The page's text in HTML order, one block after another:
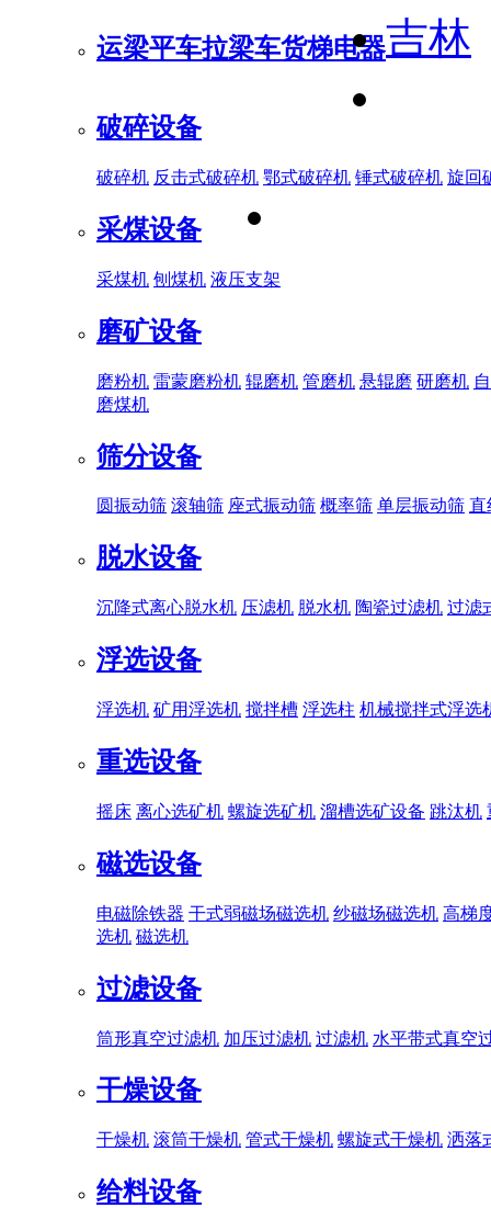
运梁平车拉梁车货梯电器
破碎设备
破碎机 反击式破碎机 鄂式破碎机 锤式破碎机 旋回
采煤设备
采煤机 刨煤机 液压支架
磨矿设备
磨粉机 雷蒙磨粉机 辊磨机 管磨机 悬辊磨 研磨机
磨煤机
筛分设备
圆振动筛 滚轴筛 座式振动筛 概率筛 单层振动筛 直
脱水设备
沉降式离心脱水机 压滤机 脱水机 陶瓷过滤机 过滤
浮选设备
浮选机 矿用浮选机 搅拌槽 浮选柱 机械搅拌式浮选
重选设备
摇床 离心选矿机 螺旋选矿机 溜槽选矿设备 跳汰机
磁选设备
电磁除铁器 干式弱磁场磁选机 纱磁场磁选机 高梯
选机 磁选机
过滤设备
筒形真空过滤机 加压过滤机 过滤机 水平带式真空
干燥设备
干燥机 滚筒干燥机 管式干燥机 螺旋式干燥机 洒落
给料设备
吉林